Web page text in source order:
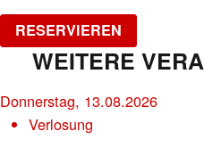
RESERVIEREN
WEITERE
Donnerstag, 13.08.2026
Verlosung